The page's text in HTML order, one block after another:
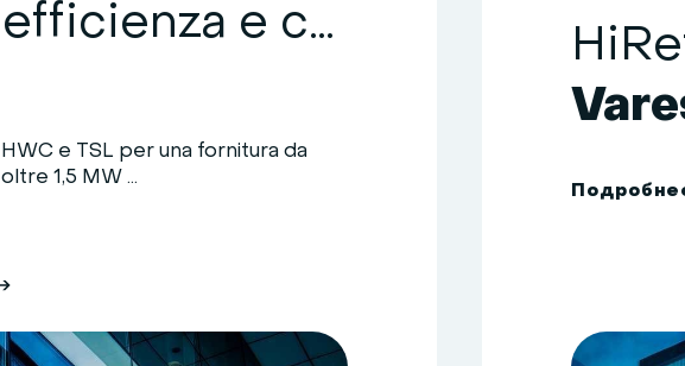
HiRef: efficienza e continuità operativa per una struttura sanitaria nel territorio comense
HWC e TSL per una fornitura da
oltre 1,5 MW ...
П одроб не